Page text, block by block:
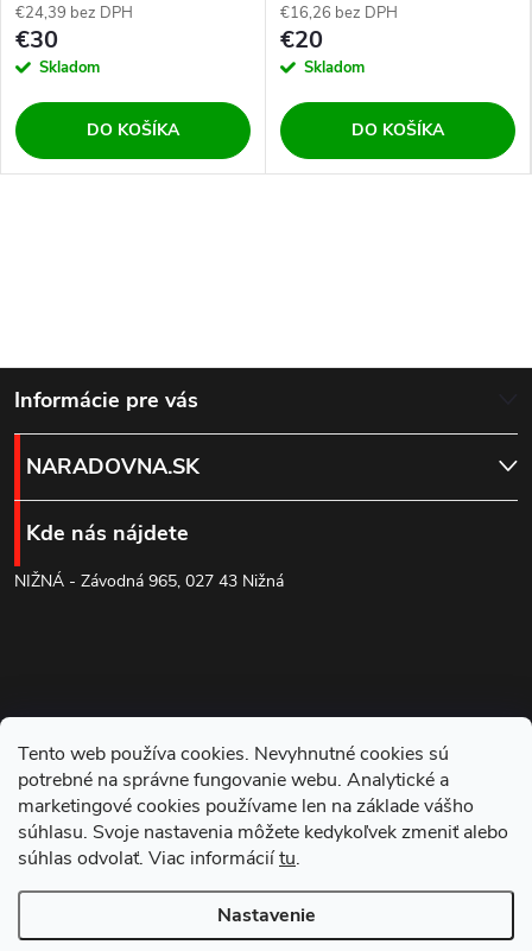
Tento web používa cookies. Nevyhnutné cookies sú
potrebné na správne fungovanie webu. Analytické a
marketingové cookies používame len na základe vášho
súhlasu. Svoje nastavenia môžete kedykoľvek zmeniť alebo
súhlas odvolať. Viac informáciítu.
Nastavenie
€24,39 bez DPH
€30
Skladom
DO KOŠÍKA
€16,26 bez DPH
€20
Skladom
DO KOŠÍKA
Z
á
p
ä
e
Informácie pre vás
NARADOVNA.SK
Kde nás nájdete
NIŽNÁ - Závodná 965, 027 43 Nižná
Blog